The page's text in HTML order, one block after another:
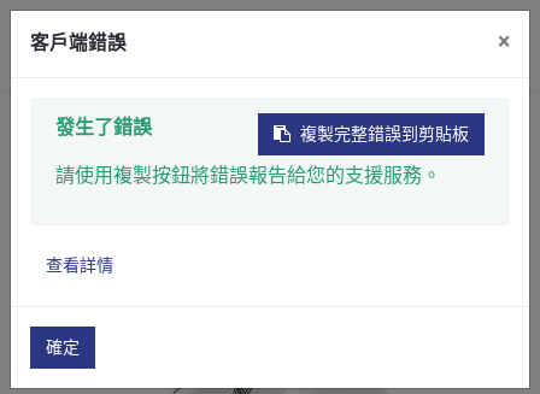
首頁 產品 點膠硬化設備
上膠設備
客戶端錯誤 ×
複製完整錯誤到剪貼板
發生了錯誤
請使用複製按鈕將錯誤報告給您的支援服務。
查看詳情
確定